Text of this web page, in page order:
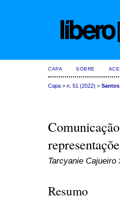
CAPA SOBRE
Capa > n. 51 (2022) > Santos
Tarcyanie Cajueiro
Resumo